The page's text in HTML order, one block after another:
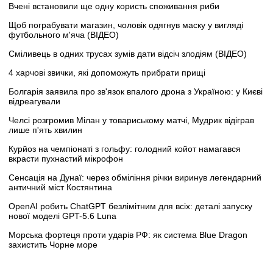
Вчені встановили ще одну користь споживання риби
Щоб пограбувати магазин, чоловік одягнув маску у вигляді
футбольного м'яча (ВІДЕО)
Сміливець в одних трусах зумів дати відсіч злодіям (ВІДЕО)
4 харчові звички, які допоможуть прибрати прищі
Болгарія заявила про зв'язок впалого дрона з Україною: у Києві
відреагували
Челсі розгромив Мілан у товариському матчі, Мудрик відіграв
лише п'ять хвилин
Курйоз на чемпіонаті з гольфу: голодний койот намагався
вкрасти пухнастий мікрофон
Сенсація на Дунаї: через обміління річки виринув легендарний
античний міст Костянтина
OpenAI робить ChatGPT безлімітним для всіх: деталі запуску
нової моделі GPT-5.6 Luna
Морська фортеця проти ударів РФ: як система Blue Dragon
захистить Чорне море